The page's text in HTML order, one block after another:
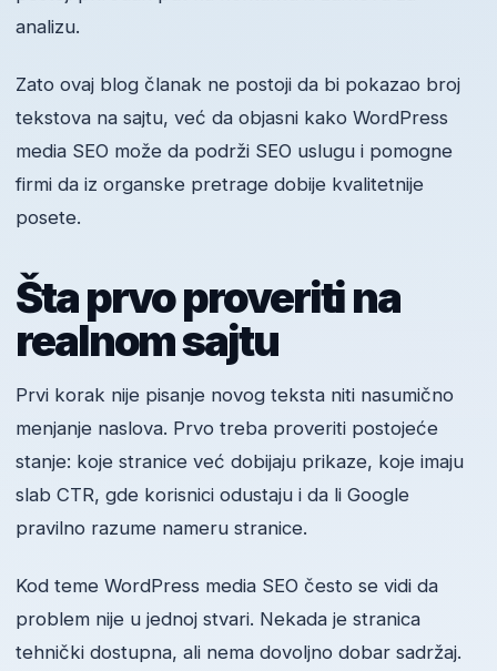
analizu.
Zato ovaj blog članak ne postoji da bi pokazao broj
tekstova na sajtu, već da objasni kako WordPress
media SEO može da podrži SEO uslugu i pomogne
firmi da iz organske pretrage dobije kvalitetnije
posete.
Šta prvo proveriti na
realnom sajtu
Prvi korak nije pisanje novog teksta niti nasumično
menjanje naslova. Prvo treba proveriti postojeće
stanje: koje stranice već dobijaju prikaze, koje imaju
slab CTR, gde korisnici odustaju i da li Google
pravilno razume nameru stranice.
Kod teme WordPress media SEO često se vidi da
problem nije u jednoj stvari. Nekada je stranica
tehnički dostupna, ali nema dovoljno dobar sadržaj.